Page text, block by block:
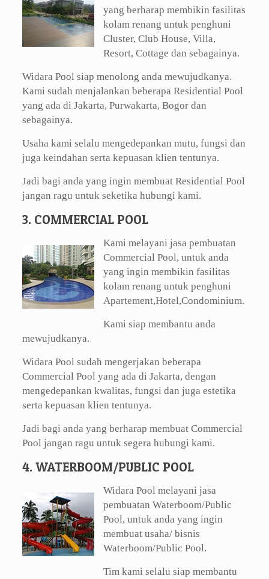
yang berharap membikin fasilitas
kolam renang untuk penghuni
Cluster, Club House, Villa,
Resort, Cottage dan sebagainya.
Widara Pool siap menolong anda mewujudkanya.
Kami sudah menjalankan beberapa Residential Pool
yang ada di Jakarta, Purwakarta, Bogor dan
sebagainya.
Usaha kami selalu mengedepankan mutu, fungsi dan
juga keindahan serta kepuasan klien tentunya.
Jadi bagi anda yang ingin membuat Residential Pool
jangan ragu untuk seketika hubungi kami.
3. COMMERCIAL POOL
Kami melayani jasa pembuatan
Commercial Pool, untuk anda
yang ingin membikin fasilitas
kolam renang untuk penghuni
Apartement,Hotel,Condominium.
Kami siap membantu anda
mewujudkanya.
Widara Pool sudah mengerjakan beberapa
Commercial Pool yang ada di Jakarta, dengan
mengedepankan kwalitas, fungsi dan juga estetika
serta kepuasan klien tentunya.
Jadi bagi anda yang berharap membuat Commercial
Pool jangan ragu untuk segera hubungi kami.
4. WATERBOOM/PUBLIC POOL
Widara Pool melayani jasa
pembuatan Waterboom/Public
Pool, untuk anda yang ingin
membuat usaha/ bisnis
Waterboom/Public Pool.
Tim kami selalu siap membantu